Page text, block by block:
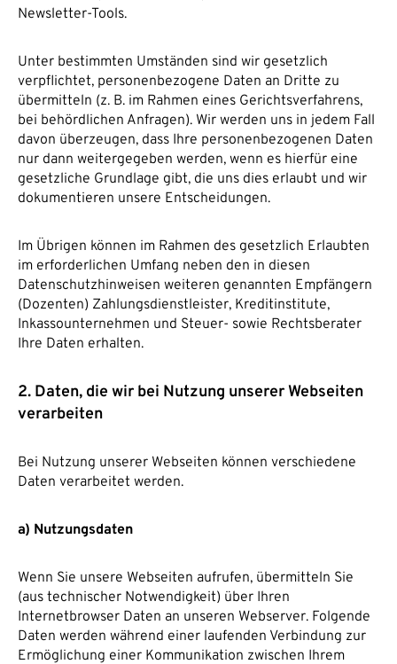
Newsletter-Tools.
Unter bestimmten Umständen sind wir gesetzlich
verpflichtet, personenbezogene Daten an Dritte zu
übermitteln (z. B. im Rahmen eines Gerichtsverfahrens,
bei behördlichen Anfragen). Wir werden uns in jedem Fall
davon überzeugen, dass Ihre personenbezogenen Daten
nur dann weitergegeben werden, wenn es hierfür eine
gesetzliche Grundlage gibt, die uns dies erlaubt und wir
dokumentieren unsere Entscheidungen.
Im Übrigen können im Rahmen des gesetzlich Erlaubten
im erforderlichen Umfang neben den in diesen
Datenschutzhinweisen weiteren genannten Empfängern
(Dozenten) Zahlungsdienstleister, Kreditinstitute,
Inkassounternehmen und Steuer- sowie Rechtsberater
Ihre Daten erhalten.
2. Daten, die wir bei Nutzung unserer Webseiten
verarbeiten
Bei Nutzung unserer Webseiten können verschiedene
Daten verarbeitet werden.
a) Nutzungsdaten
Wenn Sie unsere Webseiten aufrufen, übermitteln Sie
(aus technischer Notwendigkeit) über Ihren
Internetbrowser Daten an unseren Webserver. Folgende
Daten werden während einer laufenden Verbindung zur
Ermöglichung einer Kommunikation zwischen Ihrem